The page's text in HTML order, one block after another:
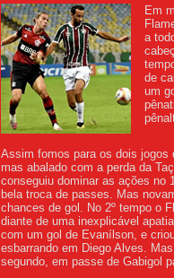
Em
a
de
um
Assim fomos para os dois jogos
mas abalado com a perda da
conseguiu dominar as ações no
bela troca de passes. Mas
chances de gol. No 2º tempo o
diante de uma inexplicável
com um gol de Evanílson, e
esbarrando em Diego Alves.
segundo, em passe de Gabigol